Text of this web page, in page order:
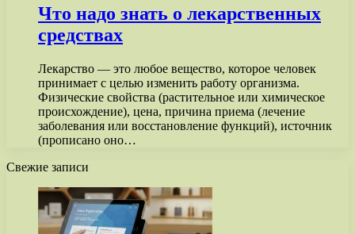
Что надо знать о лекарственных
средствах
Лекарство — это любое вещество, которое человек
принимает с целью изменить работу организма.
Физические свойства (растительное или химическое
происхождение), цена, причина приема (лечение
заболевания или восстановление функций), источник
(прописано оно…
Свежие записи